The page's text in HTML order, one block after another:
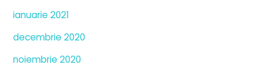
ianuarie 2021
decembrie 2020
noiembrie 2020